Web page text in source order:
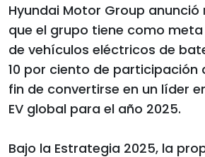
Hyundai Motor Group
que el grupo tiene como meta
de vehículos eléctricos de
10 por ciento de participación
fin de convertirse en un líder
EV global para el año 2025.
Bajo la Estrategia 2025, la